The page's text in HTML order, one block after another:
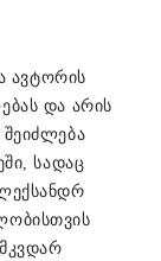
ავტორის
და არის
სადაც